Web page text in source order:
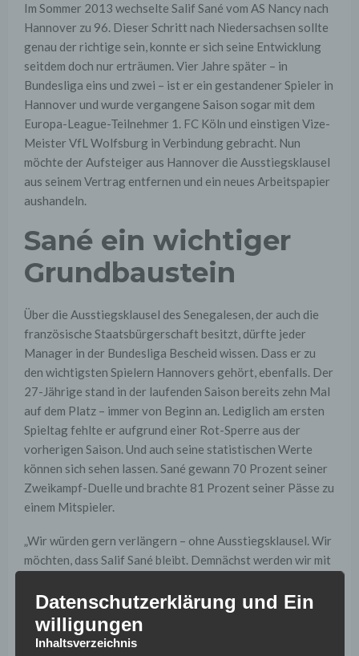
Im Sommer 2013 wechselte Salif Sané vom AS Nancy nach
Hannover zu 96. Dieser Schritt nach Niedersachsen sollte
genau der richtige sein, konnte er sich seine Entwicklung
seitdem doch nur erträumen. Vier Jahre später – in
Bundesliga eins und zwei – ist er ein gestandener Spieler in
Hannover und wurde vergangene Saison sogar mit dem
Europa-League-Teilnehmer 1. FC Köln und einstigen Vize-
Meister VfL Wolfsburg in Verbindung gebracht. Nun
möchte der Aufsteiger aus Hannover die Ausstiegsklausel
aus seinem Vertrag entfernen und ein neues Arbeitspapier
aushandeln.
Sané ein wichtiger
Grundbaustein
Über die Ausstiegsklausel des Senegalesen, der auch die
französische Staatsbürgerschaft besitzt, dürfte jeder
Manager in der Bundesliga Bescheid wissen. Dass er zu
den wichtigsten Spielern Hannovers gehört, ebenfalls. Der
27-Jährige stand in der laufenden Saison bereits zehn Mal
auf dem Platz – immer von Beginn an. Lediglich am ersten
Spieltag fehlte er aufgrund einer Rot-Sperre aus der
vorherigen Saison. Und auch seine statistischen Werte
können sich sehen lassen. Sané gewann 70 Prozent seiner
Zweikampf-Duelle und brachte 81 Prozent seiner Pässe zu
einem Mitspieler.
„Wir würden gern verlängern – ohne Ausstiegsklausel. Wir
möchten, dass Salif Sané bleibt. Demnächst werden wir mit
Präsident Martin Kind gegenüber der Bild-Zeitung. Die
Höhe der Ausstiegsklausel liegt bei acht Millionen, so
kolportieren es die Medien. Klubs aus England und China
Datenschutzerklärung und Ein
willigungen
Inhaltsverzeichnis